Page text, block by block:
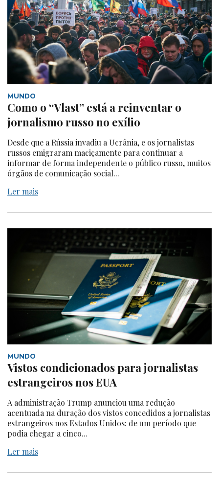
MUNDO
Como o “Vlast” está a reinventar o
jornalismo russo no exílio
Desde que a Rússia invadiu a Ucrânia, e os jornalistas
russos emigraram maciçamente para continuar a
informar de forma independente o público russo, muitos
órgãos de comunicação social...
Ler mais
MUNDO
Vistos condicionados para jornalistas
estrangeiros nos EUA
A administração Trump anunciou uma redução
acentuada na duração dos vistos concedidos a jornalistas
estrangeiros nos Estados Unidos: de um período que
podia chegar a cinco...
Ler mais